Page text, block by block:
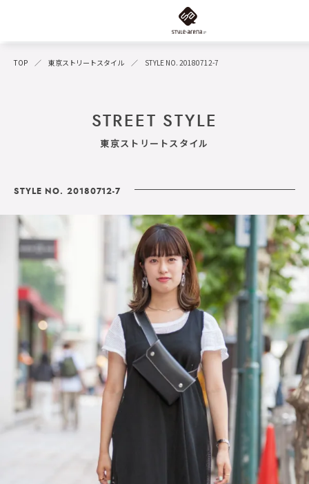
TOP 東京ストリートスタイル STYLE NO. 20180712-7
STREET STYLE
東京ストリートスタイル
STYLE NO. 20180712-7